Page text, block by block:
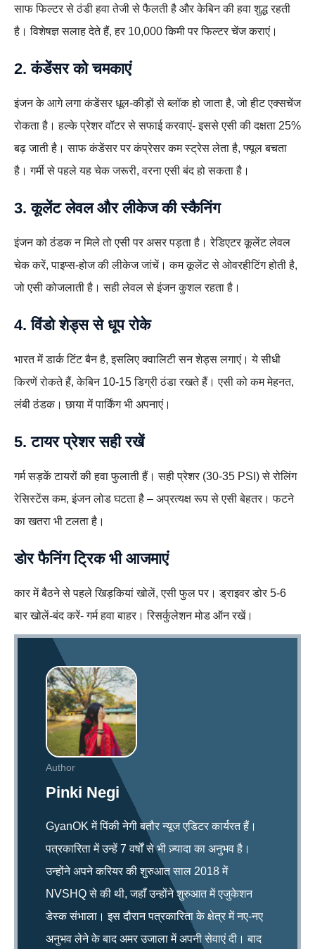
साफ फिल्टर से ठंडी हवा तेजी से फैलती है और केबिन की हवा शुद्ध रहती
है। विशेषज्ञ सलाह देते हैं, हर 10,000 किमी पर फिल्टर चेंज कराएं।
2. कंडेंसर को चमकाएं
इंजन के आगे लगा कंडेंसर धूल-कीड़ों से ब्लॉक हो जाता है, जो हीट एक्सचेंज
रोकता है। हल्के प्रेशर वॉटर से सफाई करवाएं- इससे एसी की दक्षता 25%
बढ़ जाती है। साफ कंडेंसर पर कंप्रेसर कम स्ट्रेस लेता है, फ्यूल बचता
है। गर्मी से पहले यह चेक जरूरी, वरना एसी बंद हो सकता है।
3. कूलेंट लेवल और लीकेज की स्कैनिंग
इंजन को ठंडक न मिले तो एसी पर असर पड़ता है। रेडिएटर कूलेंट लेवल
चेक करें, पाइप्स-होज की लीकेज जांचें। कम कूलेंट से ओवरहीटिंग होती है,
जो एसी कोजलाती है। सही लेवल से इंजन कुशल रहता है।
4. विंडो शेड्स से धूप रोके
भारत में डार्क टिंट बैन है, इसलिए क्वालिटी सन शेड्स लगाएं। ये सीधी
किरणें रोकते हैं, केबिन 10-15 डिग्री ठंडा रखते हैं। एसी को कम मेहनत,
लंबी ठंडक। छाया में पार्किंग भी अपनाएं।
5. टायर प्रेशर सही रखें
गर्म सड़कें टायरों की हवा फुलाती हैं। सही प्रेशर (30-35 PSI) से रोलिंग
रेसिस्टेंस कम, इंजन लोड घटता है – अप्रत्यक्ष रूप से एसी बेहतर। फटने
का खतरा भी टलता है।
डोर फैनिंग ट्रिक भी आजमाएं
कार में बैठने से पहले खिड़कियां खोलें, एसी फुल पर। ड्राइवर डोर 5-6
बार खोलें-बंद करें- गर्म हवा बाहर। रिसर्कुलेशन मोड ऑन रखें।
Author
Pinki Negi
GyanOK में पिंकी नेगी बतौर न्यूज एडिटर कार्यरत हैं।
पत्रकारिता में उन्हें 7 वर्षों से भी ज़्यादा का अनुभव है।
उन्होंने अपने करियर की शुरुआत साल 2018 में
NVSHQ से की थी, जहाँ उन्होंने शुरुआत में एजुकेशन
डेस्क संभाला। इस दौरान पत्रकारिता के क्षेत्र में नए-नए
अनुभव लेने के बाद अमर उजाला में अपनी सेवाएं दी। बाद